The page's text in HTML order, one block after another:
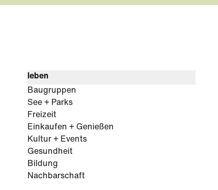
leben
Baugruppen
See + Parks
Freizeit
Einkaufen + Genießen
Kultur + Events
Gesundheit
Bildung
Nachbarschaft